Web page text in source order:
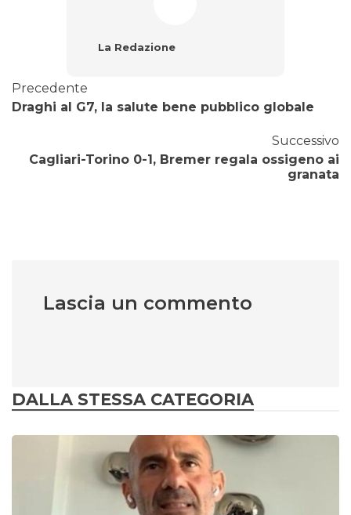
La Redazione
Precedente
Draghi al G7, la salute bene pubblico globale
Successivo
Cagliari-Torino 0-1, Bremer regala ossigeno ai
granata
Lascia un commento
DALLA STESSA CATEGORIA